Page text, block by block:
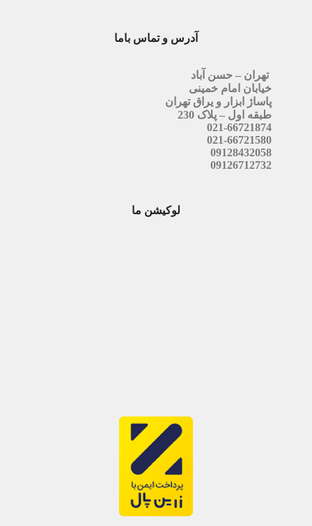
آدرس و تماس باما
تهران – حسن آباد
خیابان امام خمینی
پاساژ ابزار و یراق تهران
طبقه اول – پلاک 230
021-66721874
021-66721580
09128432058
09126712732
لوکیشن ما